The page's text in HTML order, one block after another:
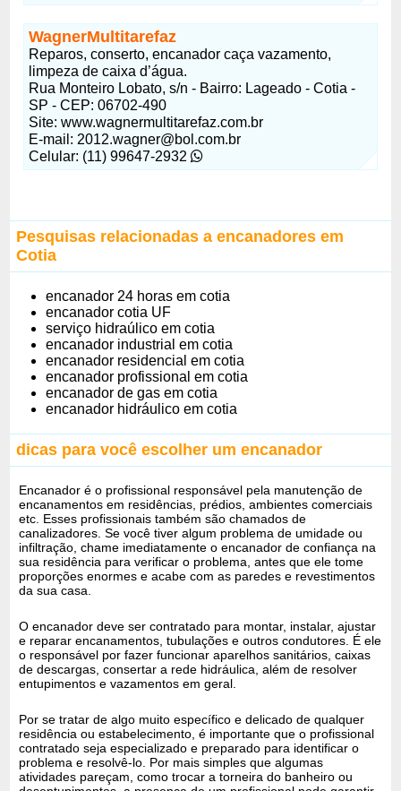
WagnerMultitarefaz
Reparos, conserto, encanador caça vazamento,
limpeza de caixa d’água.
Rua Monteiro Lobato, s/n - Bairro: Lageado - Cotia -
SP - CEP: 06702-490
Site: www.wagnermultitarefaz.com.br
E-mail: 2012.wagner@bol.com.br
Celular: (11) 99647-2932
Pesquisas relacionadas a encanadores em
Cotia
encanador 24 horas em cotia
encanador cotia UF
serviço hidraúlico em cotia
encanador industrial em cotia
encanador residencial em cotia
encanador profissional em cotia
encanador de gas em cotia
encanador hidráulico em cotia
dicas para você escolher um encanador
Encanador é o profissional responsável pela manutenção de
encanamentos em residências, prédios, ambientes comerciais
etc. Esses profissionais também são chamados de
canalizadores. Se você tiver algum problema de umidade ou
infiltração, chame imediatamente o encanador de confiança na
sua residência para verificar o problema, antes que ele tome
proporções enormes e acabe com as paredes e revestimentos
da sua casa.
O encanador deve ser contratado para montar, instalar, ajustar
e reparar encanamentos, tubulações e outros condutores. É ele
o responsável por fazer funcionar aparelhos sanitários, caixas
de descargas, consertar a rede hidráulica, além de resolver
entupimentos e vazamentos em geral.
Por se tratar de algo muito específico e delicado de qualquer
residência ou estabelecimento, é importante que o profissional
contratado seja especializado e preparado para identificar o
problema e resolvê-lo. Por mais simples que algumas
atividades pareçam, como trocar a torneira do banheiro ou